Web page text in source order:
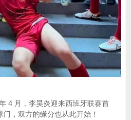
4 月，李昊炎迎来西班牙联赛首
，双方的缘分也从此开始！